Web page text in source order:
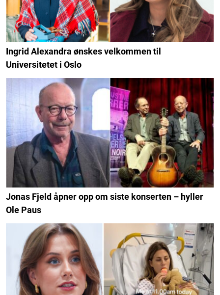
Ingrid Alexandra ønskes velkommen til
Universitetet i Oslo
Jonas Fjeld åpner opp om siste konserten – hyller
Ole Paus